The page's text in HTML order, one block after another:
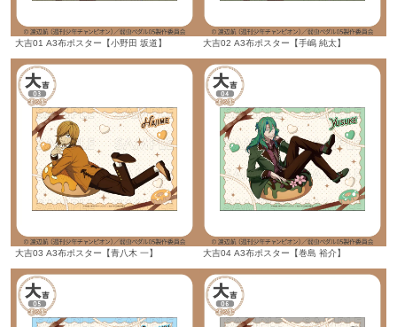
大吉01 A3布ポスター【小野田 坂道】 大吉02 A3布ポスター【手嶋 純太】
大吉03 A3布ポスター【青八木 一】 大吉04 A3布ポスター【巻島 裕介】